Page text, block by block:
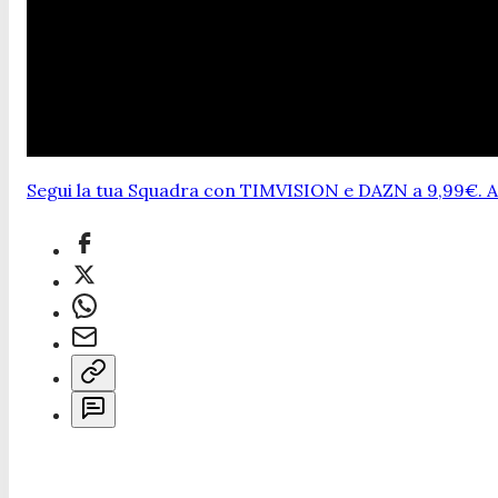
Segui la tua Squadra con TIMVISION e DAZN a 9,99€.